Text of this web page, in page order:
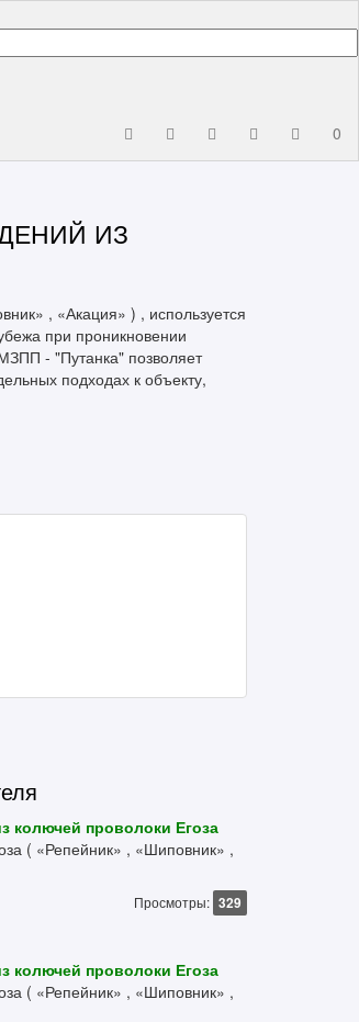
0
ИЗ
, «Акация» ) , используется
при проникновении
- "Путанка" позволяет
подходах к объекту,
колючей проволоки Егоза
( «Репейник» , «Шиповник» ,
Просмотры: 329
колючей проволоки Егоза
( «Репейник» , «Шиповник» ,